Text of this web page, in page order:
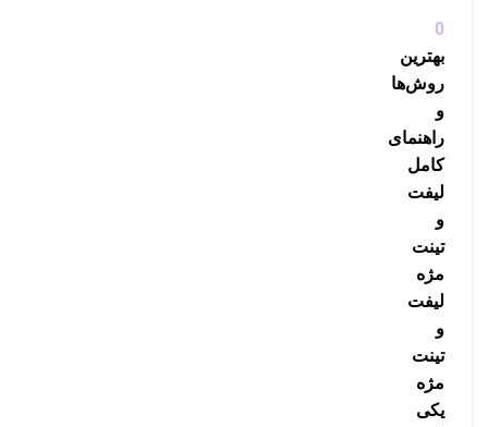
0
بهترین
روش‌ها
و
راهنمای
کامل
لیفت
و
تینت
مژه
لیفت
و
تینت
مژه
یکی